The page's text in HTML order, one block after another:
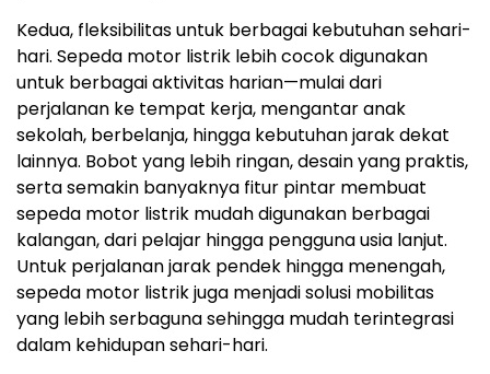
Kedua, fleksibilitas untuk berbagai kebutuhan sehari-
hari. Sepeda motor listrik lebih cocok digunakan
untuk berbagai aktivitas harian—mulai dari
perjalanan ke tempat kerja, mengantar anak
sekolah, berbelanja, hingga kebutuhan jarak dekat
lainnya. Bobot yang lebih ringan, desain yang praktis,
serta semakin banyaknya fitur pintar membuat
sepeda motor listrik mudah digunakan berbagai
kalangan, dari pelajar hingga pengguna usia lanjut.
Untuk perjalanan jarak pendek hingga menengah,
sepeda motor listrik juga menjadi solusi mobilitas
yang lebih serbaguna sehingga mudah terintegrasi
dalam kehidupan sehari-hari.